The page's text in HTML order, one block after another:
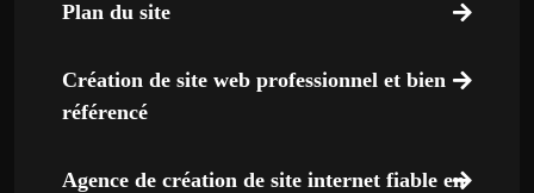
Plan du site
Création de site web professionnel et bien
référencé
Agence de création de site internet fiable en